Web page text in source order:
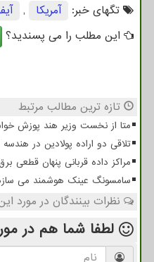
تگهای خبر:
آمریكا ,
این مطلب را می پسندید؟
تازه ترین مطالب مرتبط
متا از نخست وزیر هند پوزش
تلاقی دو اراده پولادین در
مراکز داده قربانی پنهان قطعی
سامسونگ عینک هوشمند می
نظرات بینندگان در مورد
لطفا شما هم در